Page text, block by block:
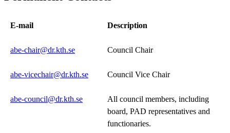
E-mail Description
abe-chair@dr.kth.se Council Chair
abe-vicechair@dr.kth.se Council Vice Chair
abe-council@dr.kth.se
All council members, including
board, PAD representatives and
functionaries.